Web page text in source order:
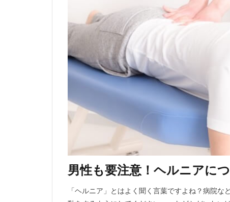
男性も要注意！ヘルニアに
「ヘルニア」とはよく聞く言葉ですよね？病院